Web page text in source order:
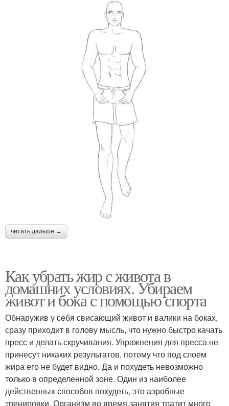
читать дальше →
Как убрать жир с живота в
домашних условиях. Убираем
живот и бока с помощью спорта
Обнаружив у себя свисающий живот и валики на боках,
сразу приходит в голову мысль, что нужно быстро качать
пресс и делать скручивания. Упражнения для пресса не
принесут никаких результатов, потому что под слоем
жира его не будет видно. Да и похудеть невозможно
только в определенной зоне. Один из наиболее
действенных способов похудеть, это аэробные
тренировки. Организм во время занятия тратит много